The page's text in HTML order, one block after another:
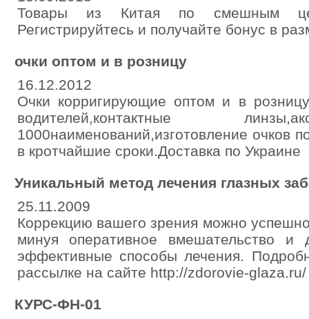
Товары из Китая по смешным
Регистрируйтесь и получайте бонус в
очки оптом и в розницу
16.12.2012
Очки корригирующие оптом и в
водителей,контактные
1000наименований,изготовление очков
в кротчайшие сроки.Доставка по Украине
Уникальный метод лечения глазных
25.11.2009
Коррекцию вашего зрения можно
минуя оперативное вмешательство и
эффективные способы лечения.
рассылке на сайте http://zdorovie-glaza.ru/
КУРС-ФН-01